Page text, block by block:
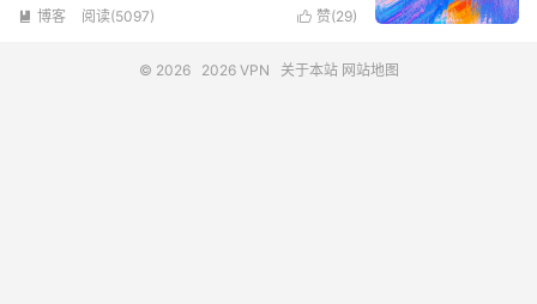
 赞(29)
 博客 阅读(5097)
© 2026 2026 VPN 关于本站 网站地图